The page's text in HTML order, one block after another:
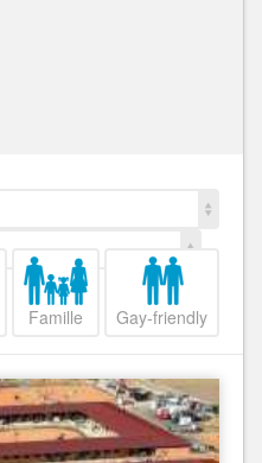
Famille Gay-friendly